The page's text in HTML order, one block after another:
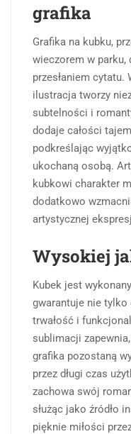
grafika
Grafika na kubku,
wieczorem w parku,
przesłaniem cytatu.
ilustracja tworzy
subtelności i
dodaje całości
podkreślając
ukochaną osobą.
kubkowi charakter
dodatkowo
artystycznej
Wysokiej
Kubek jest
gwarantuje nie tylko
trwałość i
sublimacji
grafika pozostaną
przez długi czas
zachowa swój
służąc jako źródło
pięknie miłości